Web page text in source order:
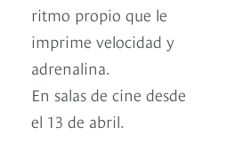
ritmo propio que le
imprime velocidad y
adrenalina.
En salas de cine desde
el 13 de abril.